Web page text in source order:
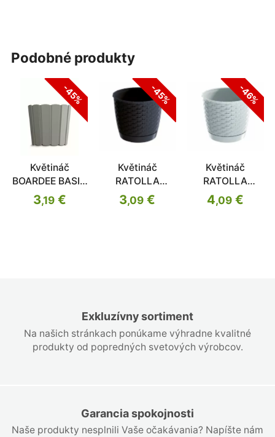
Exkluzívny sortiment
Na našich stránkach ponúkame výhradne kvalitné
produkty od popredných svetových výrobcov.
Garancia spokojnosti
Naše produkty nesplnili Vaše očakávania? Napíšte nám
podobné produkty
-45%
Květináč
BOARDEE BASIC
šedý kámen
28,5cm
3,19€
-45%
Květináč
RATOLLA
ROUND antracit
30cm
3,09 €
-46%
Květináč
RATOLLA
ROUND bílý
30cm
4,09 €